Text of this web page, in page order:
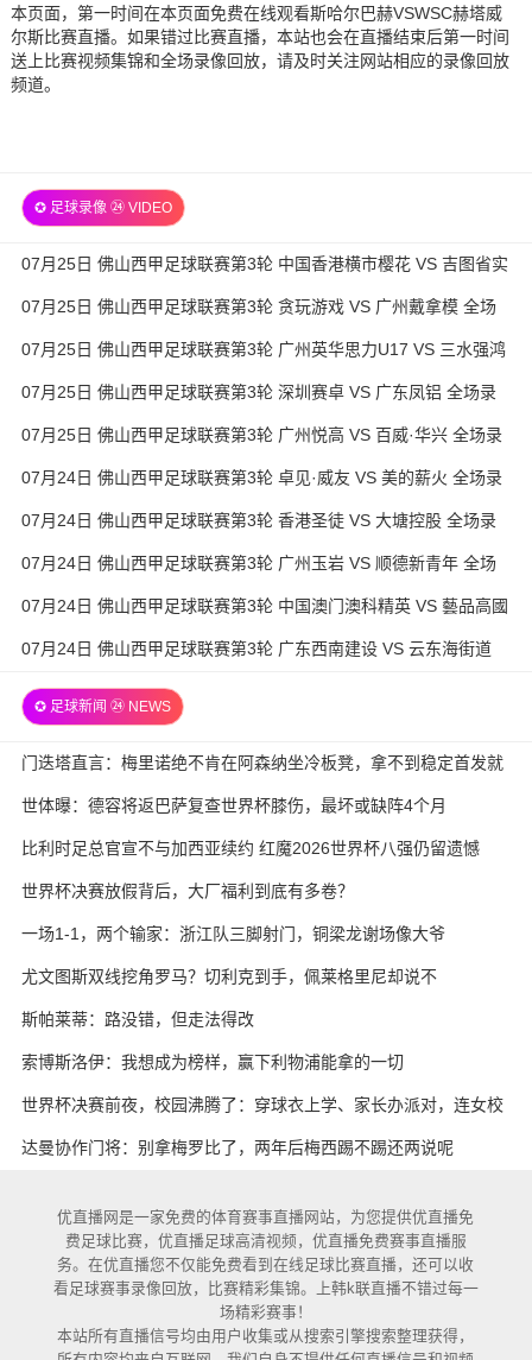
本页面，第一时间在本页面免费在线观看斯哈尔巴赫VSWSC赫塔威
尔斯比赛直播。如果错过比赛直播，本站也会在直播结束后第一时间
送上比赛视频集锦和全场录像回放，请及时关注网站相应的录像回放
频道。
✪ 足球录像 ㉔ VIDEO
07月25日 佛山西甲足球联赛第3轮 中国香港横市樱花 VS 吉图省实
青年 全场录像
07月25日 佛山西甲足球联赛第3轮 贪玩游戏 VS 广州戴拿模 全场
录像
07月25日 佛山西甲足球联赛第3轮 广州英华思力U17 VS 三水强鸿
轩青年 全场录像
07月25日 佛山西甲足球联赛第3轮 深圳赛卓 VS 广东凤铝 全场录
07月25日 佛山西甲足球联赛第3轮 广州悦高 VS 百威·华兴 全场录
07月24日 佛山西甲足球联赛第3轮 卓见·威友 VS 美的薪火 全场录
07月24日 佛山西甲足球联赛第3轮 香港圣徒 VS 大塘控股 全场录
07月24日 佛山西甲足球联赛第3轮 广州玉岩 VS 顺德新青年 全场
录像
07月24日 佛山西甲足球联赛第3轮 中国澳门澳科精英 VS 藝品高國
際 全场录像
07月24日 佛山西甲足球联赛第3轮 广东西南建设 VS 云东海街道
✪ 足球新闻 ㉔ NEWS
门迭塔直言：梅里诺绝不肯在阿森纳坐冷板凳，拿不到稳定首发就
考虑另寻出路
世体曝：德容将返巴萨复查世界杯膝伤，最坏或缺阵4个月
比利时足总官宣不与加西亚续约 红魔2026世界杯八强仍留遗憾
世界杯决赛放假背后，大厂福利到底有多卷？
一场1-1，两个输家：浙江队三脚射门，铜梁龙谢场像大爷
尤文图斯双线挖角罗马？切利克到手，佩莱格里尼却说不
斯帕莱蒂：路没错，但走法得改
索博斯洛伊：我想成为榜样，赢下利物浦能拿的一切
世界杯决赛前夜，校园沸腾了：穿球衣上学、家长办派对，连女校
也熬夜追球
达曼协作门将：别拿梅罗比了，两年后梅西踢不踢还两说呢
优直播网是一家免费的体育赛事直播网站，为您提供优直播免
费足球比赛，优直播足球高清视频，优直播免费赛事直播服
务。在优直播您不仅能免费看到在线足球比赛直播，还可以收
看足球赛事录像回放，比赛精彩集锦。上韩k联直播不错过每一
场精彩赛事！
本站所有直播信号均由用户收集或从搜索引擎搜索整理获得，